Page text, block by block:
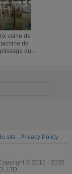
usine de
de
dure
site
Privacy Policy
© 2015 - 2026